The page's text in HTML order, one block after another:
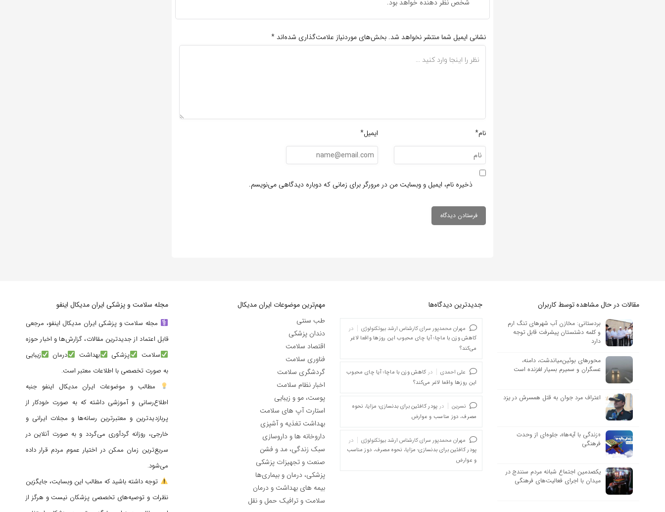
شخص نظر دهنده خواهد بود.
نشانی ایمیل شما منتشر نخواهد شد. بخش‌های موردنیاز علامت‌گذاری شده‌اند *
نام* ایمیل*
ذخیره نام، ایمیل و وبسایت من در مرورگر برای زمانی که دوباره دیدگاهی می‌نویسم.
مقالات در حال مشاهده توسط کاربران
بردستانی: مخازن آب شهرهای تنگ ارم
و کلمه دشتستان پیشرفت قابل توجه
دارد
محورهای بوئین‌میاندشت، دامنه،
عسگران و سمیرم بسیار لغزنده است
اعتراف مرد جوان به قتل همسرش در یزد
«زندگی با آیه‌ها»، جلوه‌ای از وحدت
فرهنگی
یکصدمین اجتماع شبانه مردم سنندج در
میدان با اجرای فعالیت‌های فرهنگی
جدیدترین دیدگاه‌‌ها
مهران محمدپور سرای کارشناس ارشد بیوتکنولوژی
در
کاهش وزن با ماچا؛ آیا چای محبوب این روزها واقعا لاغر
می‌کند؟
علی احمدی در کاهش وزن با ماچا؛ آیا چای محبوب
این روزها واقعا لاغر می‌کند؟
نسرین در پودر کافئین برای بدنسازی؛ مزایا، نحوه
مصرف، دوز مناسب و عوارض
مهران محمدپور سرای کارشناس ارشد بیوتکنولوژی
در
پودر کافئین برای بدنسازی؛ مزایا، نحوه مصرف، دوز مناسب
و عوارض
مهم‌ترین موضوعات ایران مدیکال
طب سنتی
دندان پزشکی
اقتصاد سلامت
فناوری سلامت
گردشگری سلامت
اخبار نظام سلامت
پوست، مو و زیبایی
استارت آپ های سلامت
بهداشت تغذیه و آشپزی
داروخانه ها و داروسازی
سبک زندگی، مد و فشن
صنعت و تجهیزات پزشکی
پزشکی، درمان و بیماری‌ها
بیمه های بهداشت و درمان
سلامت و ترافیک حمل و نقل
مجله سلامت و پزشکی ایران مدیکال اینفو
مجله سلامت و پزشکی ایران مدیکال اینفو، مرجعی
قابل اعتماد از جدیدترین مقالات، گزارش‌ها و اخبار حوزه
سلامت
پزشکی بهداشت درمان
زیبایی
به صورت تخصصی با اطلاعات معتبر است.
مطالب و موضوعات ایران مدیکال اینفو جنبه
اطلاع‌رسانی و آموزشی داشته که به صورت خودکار از
پربازدیدترین و معتبرترین رسانه‌ها و مجلات ایرانی و
خارجی، روزانه گردآوری می‌گردد و به صورت آنلاین در
سریع‌ترین زمان ممکن در اختیار عموم مردم قرار داده
می‌شود.
توجه داشته باشید که مطالب این وبسایت، جایگزین
نظرات و توصیه‌های تخصصی پزشکان نیست و هرگز از